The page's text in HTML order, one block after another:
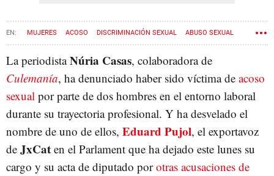
MUJERES ACOSO DISCRIMINACIÓN SEXUAL ABUSO SEXUAL
La periodistaNúria Casas, colaboradora de
Culemanía, ha denunciado haber sido víctima de acoso
sexual por parte de dos hombres en el entorno laboral
durante su trayectoria profesional. Y ha desvelado el
nombre de uno de ellos, Eduard Pujol, el exportavoz
de JxCat en el Parlament que ha dejado este lunes su
cargo y su acta de diputado porotras acusaciones de